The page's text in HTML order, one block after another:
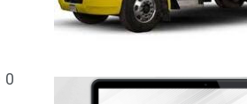
0